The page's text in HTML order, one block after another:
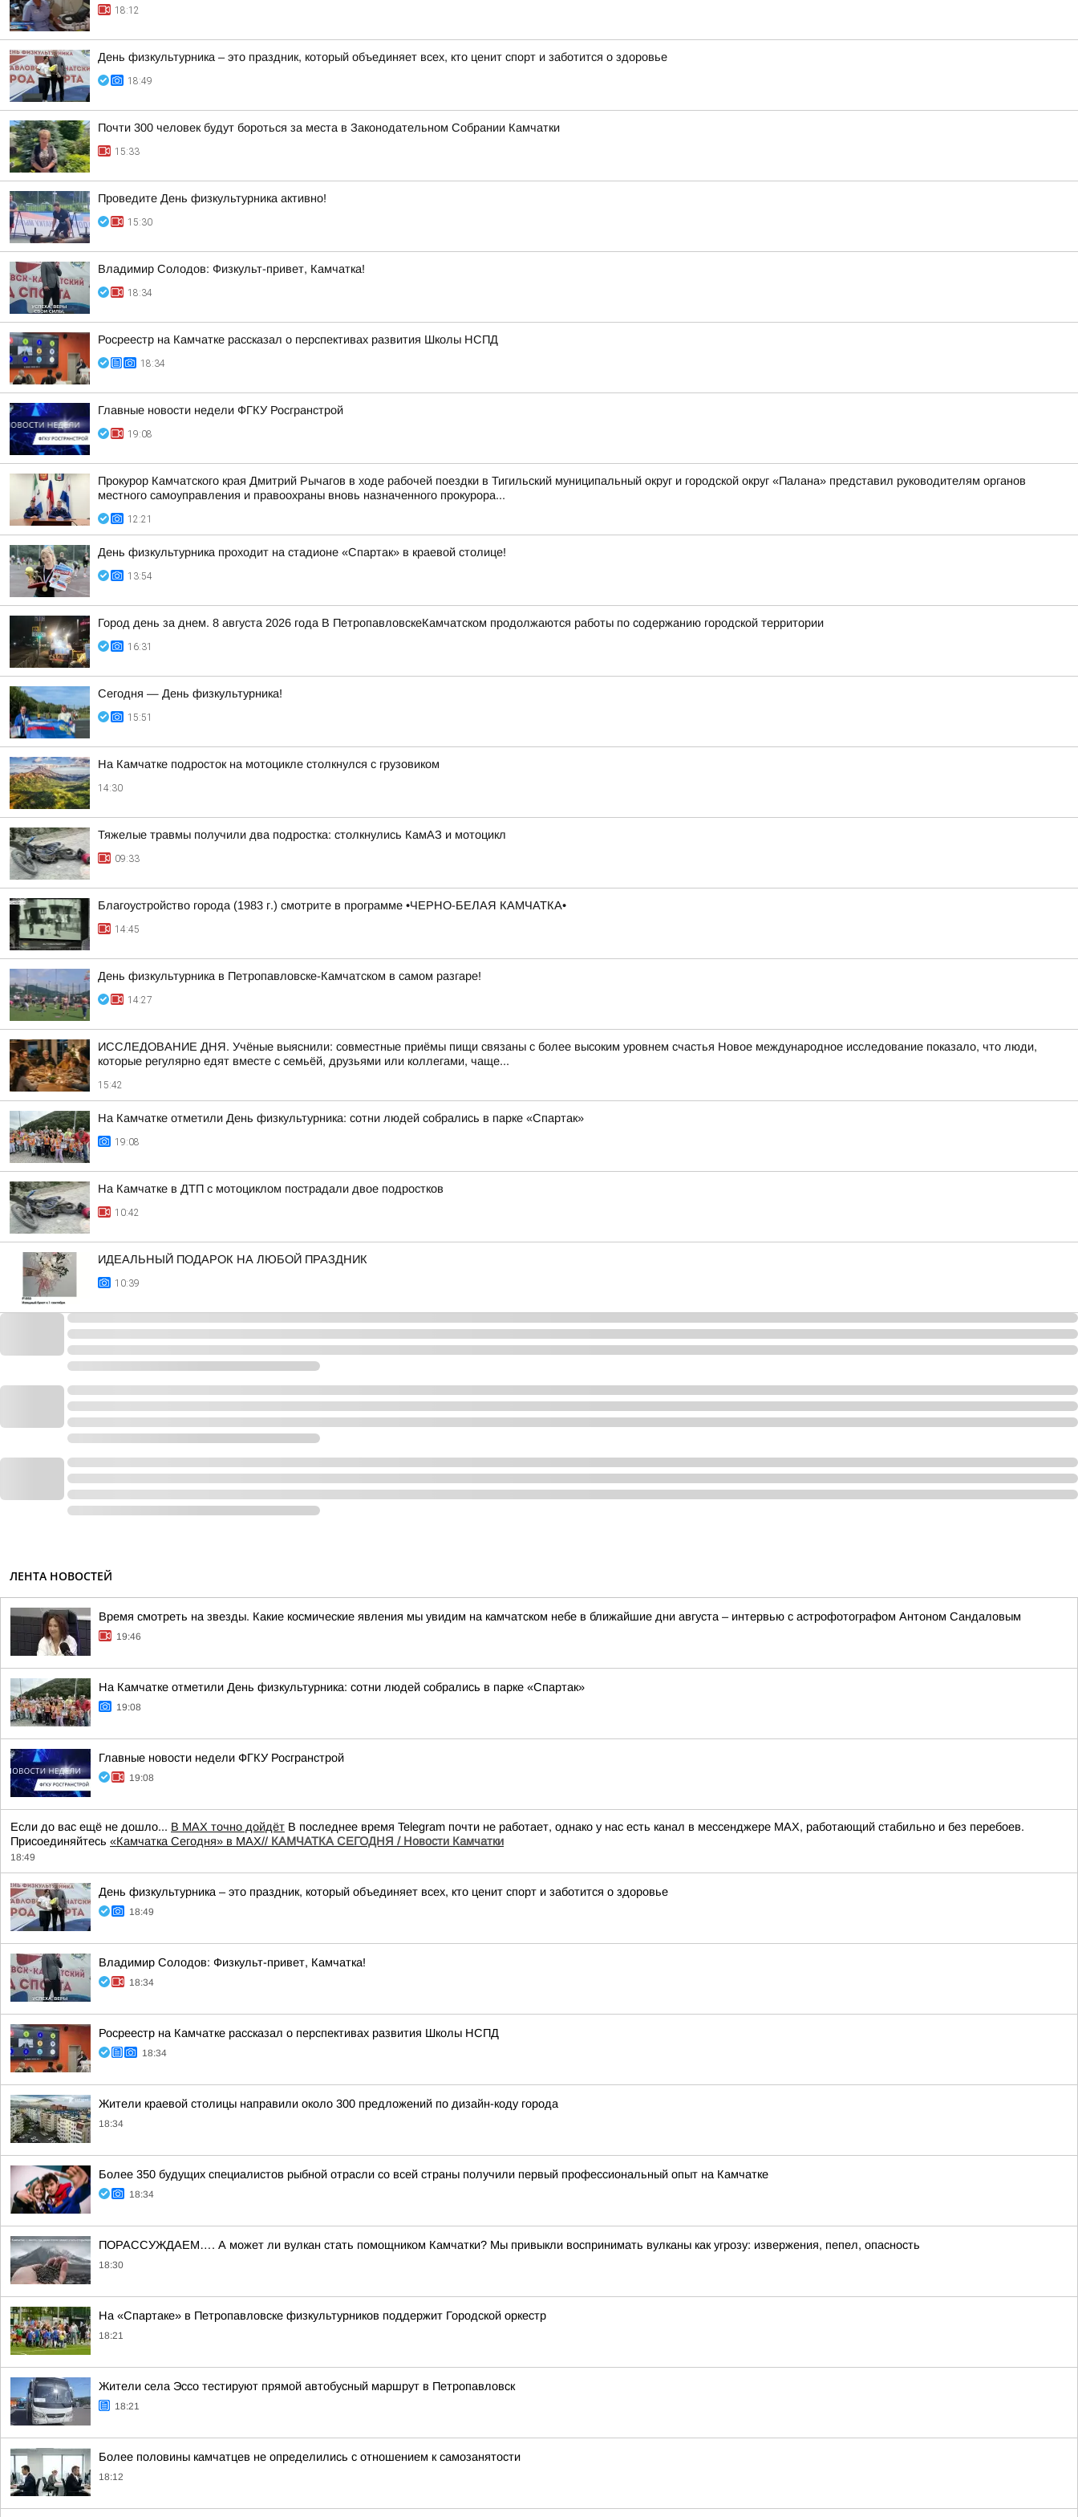
18:12
День физкультурника – это праздник, который объединяет всех, кто ценит спорт и заботится о здоровье
18:49
Почти 300 человек будут бороться за места в Законодательном Собрании Камчатки
15:33
Проведите День физкультурника активно!
15:30
Владимир Солодов: Физкульт-привет, Камчатка!
18:34
Росреестр на Камчатке рассказал о перспективах развития Школы НСПД
18:34
Главные новости недели ФГКУ Росгранстрой
19:08
Прокурор Камчатского края Дмитрий Рычагов в ходе рабочей поездки в Тигильский муниципальный округ и городской округ «Палана» представил руководителям органов
местного самоуправления и правоохраны вновь назначенного прокурора...
12:21
День физкультурника проходит на стадионе «Спартак» в краевой столице!
13:54
Город день за днем. 8 августа 2026 года В ПетропавловскеКамчатском продолжаются работы по содержанию городской территории
16:31
Сегодня — День физкультурника!
15:51
На Камчатке подросток на мотоцикле столкнулся с грузовиком
14:30
Тяжелые травмы получили два подростка: столкнулись КамАЗ и мотоцикл
09:33
Благоустройство города (1983 г.) смотрите в программе •ЧЕРНО-БЕЛАЯ КАМЧАТКА•
14:45
День физкультурника в Петропавловске-Камчатском в самом разгаре!
14:27
ИССЛЕДОВАНИЕ ДНЯ. Учёные выяснили: совместные приёмы пищи связаны с более высоким уровнем счастья Новое международное исследование показало, что люди,
которые регулярно едят вместе с семьёй, друзьями или коллегами, чаще...
15:42
На Камчатке отметили День физкультурника: сотни людей собрались в парке «Спартак»
19:08
На Камчатке в ДТП с мотоциклом пострадали двое подростков
10:42
ИДЕАЛЬНЫЙ ПОДАРОК НА ЛЮБОЙ ПРАЗДНИК
10:39
ЛЕНТА НОВОСТЕЙ
Время смотреть на звезды. Какие космические явления мы увидим на камчатском небе в ближайшие дни августа – интервью с астрофотографом Антоном Сандаловым
19:46
На Камчатке отметили День физкультурника: сотни людей собрались в парке «Спартак»
19:08
Главные новости недели ФГКУ Росгранстрой
19:08
Если до вас ещё не дошло... В MAX точно дойдёт В последнее время Telegram почти не работает, однако у нас есть канал в мессенджере MAX, работающий стабильно и без перебоев.
Присоединяйтесь «Камчатка Сегодня» в MAX// КАМЧАТКА СЕГОДНЯ / Новости Камчатки
18:49
День физкультурника – это праздник, который объединяет всех, кто ценит спорт и заботится о здоровье
18:49
Владимир Солодов: Физкульт-привет, Камчатка!
18:34
Росреестр на Камчатке рассказал о перспективах развития Школы НСПД
18:34
Жители краевой столицы направили около 300 предложений по дизайн-коду города
18:34
Более 350 будущих специалистов рыбной отрасли со всей страны получили первый профессиональный опыт на Камчатке
18:34
ПОРАССУЖДАЕМ…. А может ли вулкан стать помощником Камчатки? Мы привыкли воспринимать вулканы как угрозу: извержения, пепел, опасность
18:30
На «Спартаке» в Петропавловске физкультурников поддержит Городской оркестр
18:21
Жители села Эссо тестируют прямой автобусный маршрут в Петропавловск
18:21
Более половины камчатцев не определились с отношением к самозанятости
18:12